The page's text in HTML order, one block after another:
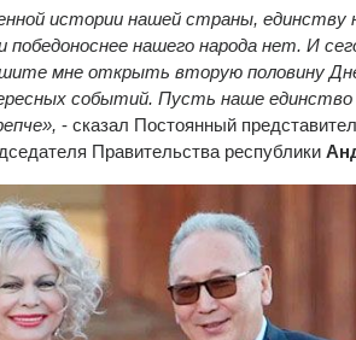
истории нашей страны, единству
победоноснее нашего народа нет. И
мне открыть вторую половину
событий. Пусть наше единство
- сказал Постоянный
Правительства республики